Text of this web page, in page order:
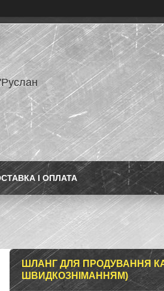
І ОПЛАТА
ШЛАНГ ДЛЯ ПРОДУВАННЯ
ШВИДКОЗНІМАННЯМ)